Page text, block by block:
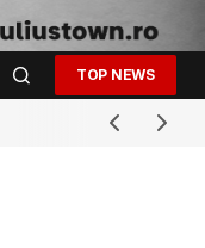
TOP NEWS